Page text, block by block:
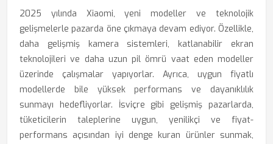
2025 yılında Xiaomi, yeni modeller ve teknolojik
gelişmelerle pazarda öne çıkmaya devam ediyor. Özellikle,
daha gelişmiş kamera sistemleri, katlanabilir ekran
teknolojileri ve daha uzun pil ömrü vaat eden modeller
üzerinde çalışmalar yapıyorlar. Ayrıca, uygun fiyatlı
modellerde bile yüksek performans ve dayanıklılık
sunmayı hedefliyorlar. İsviçre gibi gelişmiş pazarlarda,
tüketicilerin taleplerine uygun, yenilikçi ve fiyat-
performans açısından iyi denge kuran ürünler sunmak,